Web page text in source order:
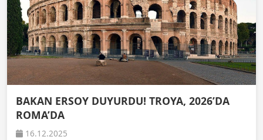
BAKAN ERSOY DUYURDU! TROYA, 2026’DA
ROMA’DA
16.12.2025